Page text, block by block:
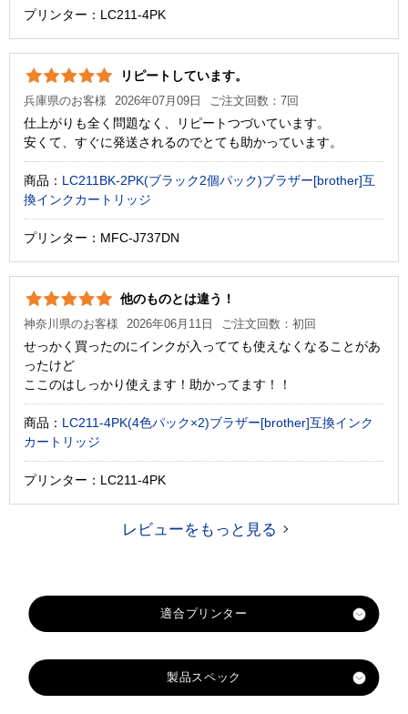
プリンター：LC211-4PK
リピートしています。
兵庫県のお客様 2026年07月09日 ご注文回数：7回
仕上がりも全く問題なく、リピートつづいています。
安くて、すぐに発送されるのでとても助かっています。
商品： LC211BK-2PK(ブラック2個パック)ブラザー[brother]互
換インクカートリッジ
プリンター：MFC-J737DN
他のものとは違う！
神奈川県のお客様 2026年06月11日 ご注文回数：初回
せっかく買ったのにインクが入ってても使えなくなることがあ
ったけど
ここのはしっかり使えます！助かってます！！
商品： LC211-4PK(4色パック×2)ブラザー[brother]互換インク
カートリッジ
プリンター：LC211-4PK
レビューをもっと見る
製品スペック